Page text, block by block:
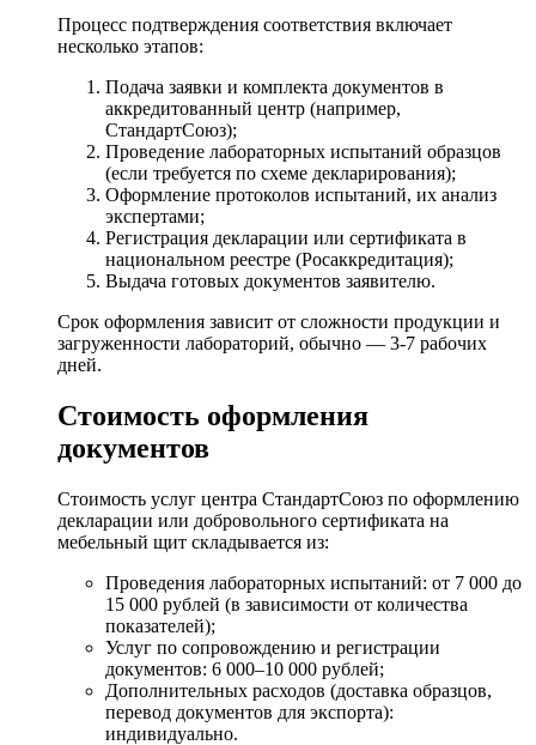
Процесс подтверждения соответствия включает
несколько этапов:
Подача заявки и комплекта документов в
аккредитованный центр (например,
СтандартСоюз);
Проведение лабораторных испытаний образцов
(если требуется по схеме декларирования);
Оформление протоколов испытаний, их анализ
экспертами;
Регистрация декларации или сертификата в
национальном реестре (Росаккредитация);
Выдача готовых документов заявителю.
Срок оформления зависит от сложности продукции и
загруженности лабораторий, обычно — 3-7 рабочих
дней.
Стоимость оформления
документов
Стоимость услуг центра СтандартСоюз по оформлению
декларации или добровольного сертификата на
мебельный щит складывается из:
Проведения лабораторных испытаний: от 7 000 до
15 000 рублей (в зависимости от количества
показателей);
Услуг по сопровождению и регистрации
документов: 6 000–10 000 рублей;
Дополнительных расходов (доставка образцов,
перевод документов для экспорта):
индивидуально.